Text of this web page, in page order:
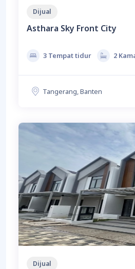
Dijual
Asthara Sky Front City
3 Tempat tidur 2
Tangerang, Banten
Dijual